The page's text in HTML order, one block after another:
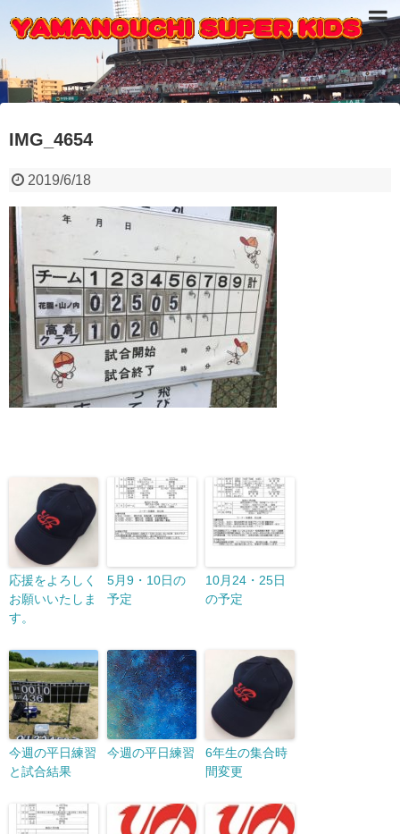
IMG_4654
2019/6/18
応援をよろしく
お願いいたしま
す。
5月9・10日の
予定
10月24・25日
の予定
今週の平日練習
と試合結果
今週の平日練習
6年生の集合時
間変更